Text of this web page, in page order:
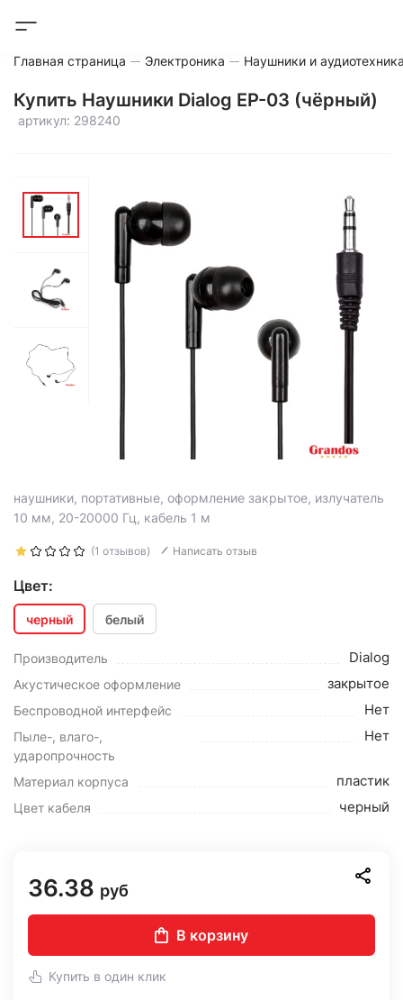
Главная страница Электроника Наушники и
Купить Наушники Dialog EP-03 (чёрный)
артикул: 298240
наушники, портативные, оформление закрытое, излучатель
10 мм, 20-20000 Гц, кабель 1 м
(1 отзывов) Написать отзыв
Цвет:
черный белый
Производитель Dialog
Акустическое оформление закрытое
Беспроводной интерфейс Нет
Пыле-, влаго-,
ударопрочность
Нет
Материал корпуса пластик
Цвет кабеля черный
36.38 руб
В корзину
Купить в один клик